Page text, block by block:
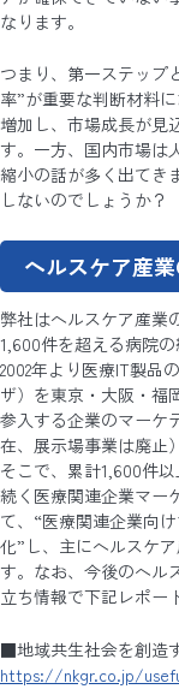
なります。
つまり、第一ステップ
率”が重要な判断材料
増加し、市場成長が見
す。一方、国内市場は
縮小の話が多く出てき
しないのでしょうか？
ヘルスケア産
弊社はヘルスケア産業
1,600件を超える病院
2002年より医療IT製品
ザ）を東京・大阪・福
参入する企業のマーケ
在、展示場事業は廃止
そこで、累計1,600件
続く医療関連企業マー
て、“医療関連企業向
化”し、主にヘルスケ
す。なお、今後のヘル
立ち情報で下記レポー
■地域共生社会を創造
https://nkgr.co.jp/